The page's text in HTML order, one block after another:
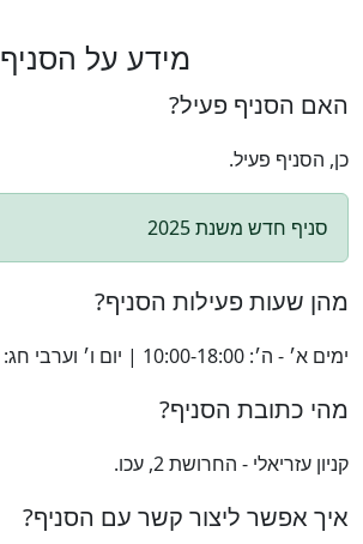
מידע על הסניף
האם הסניף פעיל?
כן, הסניף פעיל.
סניף חדש משנת 2025
מהן שעות פעילות הסניף?
ימים א׳ - ה׳: 10:00-18:00 | יום ו׳ וערבי חג: 10:00-12:00
מהי כתובת הסניף?
קניון עזריאלי - החרושת 2, עכו.
איך אפשר ליצור קשר עם הסניף?